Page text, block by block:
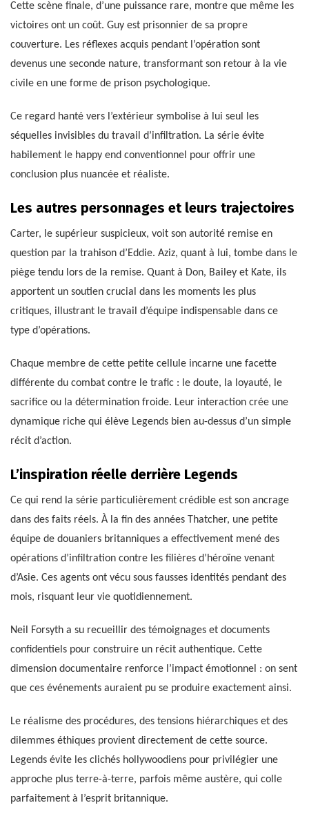
Cette scène finale, d’une puissance rare, montre que même les
victoires ont un coût. Guy est prisonnier de sa propre
couverture. Les réflexes acquis pendant l’opération sont
devenus une seconde nature, transformant son retour à la vie
civile en une forme de prison psychologique.
Ce regard hanté vers l’extérieur symbolise à lui seul les
séquelles invisibles du travail d’infiltration. La série évite
habilement le happy end conventionnel pour offrir une
conclusion plus nuancée et réaliste.
Les autres personnages et leurs trajectoires
Carter, le supérieur suspicieux, voit son autorité remise en
question par la trahison d’Eddie. Aziz, quant à lui, tombe dans le
piège tendu lors de la remise. Quant à Don, Bailey et Kate, ils
apportent un soutien crucial dans les moments les plus
critiques, illustrant le travail d’équipe indispensable dans ce
type d’opérations.
Chaque membre de cette petite cellule incarne une facette
différente du combat contre le trafic : le doute, la loyauté, le
sacrifice ou la détermination froide. Leur interaction crée une
dynamique riche qui élève Legends bien au-dessus d’un simple
récit d’action.
L’inspiration réelle derrière Legends
Ce qui rend la série particulièrement crédible est son ancrage
dans des faits réels. À la fin des années Thatcher, une petite
équipe de douaniers britanniques a effectivement mené des
opérations d’infiltration contre les filières d’héroïne venant
d’Asie. Ces agents ont vécu sous fausses identités pendant des
mois, risquant leur vie quotidiennement.
Neil Forsyth a su recueillir des témoignages et documents
confidentiels pour construire un récit authentique. Cette
dimension documentaire renforce l’impact émotionnel : on sent
que ces événements auraient pu se produire exactement ainsi.
Le réalisme des procédures, des tensions hiérarchiques et des
dilemmes éthiques provient directement de cette source.
Legends évite les clichés hollywoodiens pour privilégier une
approche plus terre-à-terre, parfois même austère, qui colle
parfaitement à l’esprit britannique.